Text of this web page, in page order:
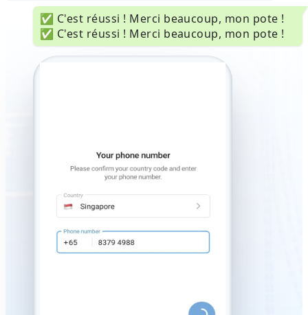
✅ C'est réussi ! Merci beaucoup, mon pote !
✅ C'est réussi ! Merci beaucoup, mon pote !